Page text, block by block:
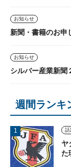
お知らせ
新聞・書籍のお申
お知らせ
シルバー産業新聞
週間ランキ
話
ヤ
た